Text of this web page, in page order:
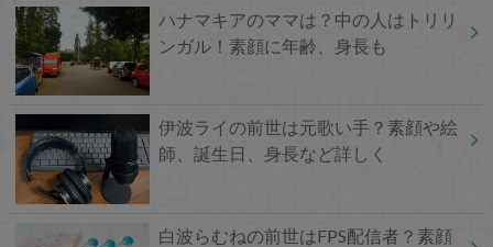
ハナマキアのママは？中の人はトリリ
ンガル！素顔に年齢、身長も
伊波ライの前世は元歌い手？素顔や絵
師、誕生日、身長など詳しく
白波らむねの前世はFPS配信者？素顔